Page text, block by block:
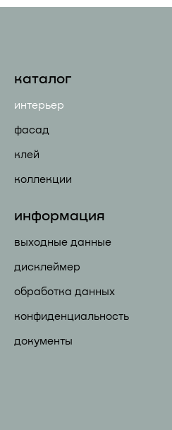
каталог
интерьер
фасад
клей
коллекции
информация
выходные данные
дисклеймер
обработка данных
конфиденциальность
документы